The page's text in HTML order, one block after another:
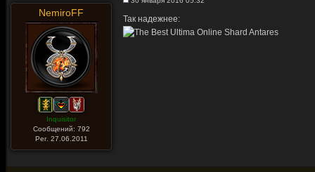
NemiroFF
Inquisitor
Сообщений: 792
Рег. 27.06.2011
Так надежнее: